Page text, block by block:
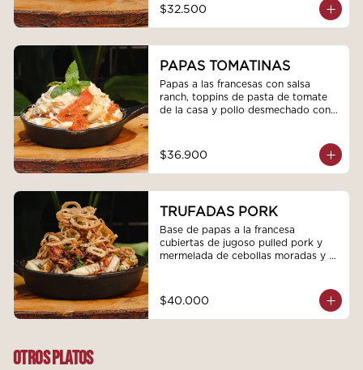
$32.500
PAPAS TOMATINAS
Papas a las francesas con salsa
ranch, toppins de pasta de tomate
de la casa y pollo desmechado con
$36.900
TRUFADAS PORK
Base de papas a la francesa
cubiertas de jugoso pulled pork y
mermelada de cebollas moradas y
trufas, topping de cebollas
crocantes y cebollín
$40.000
OTROS PLATOS